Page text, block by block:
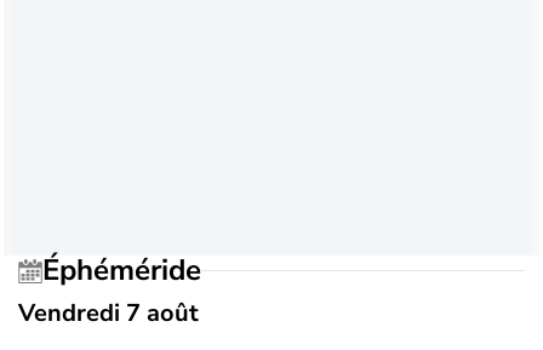
Éphéméride
Vendredi 7 août